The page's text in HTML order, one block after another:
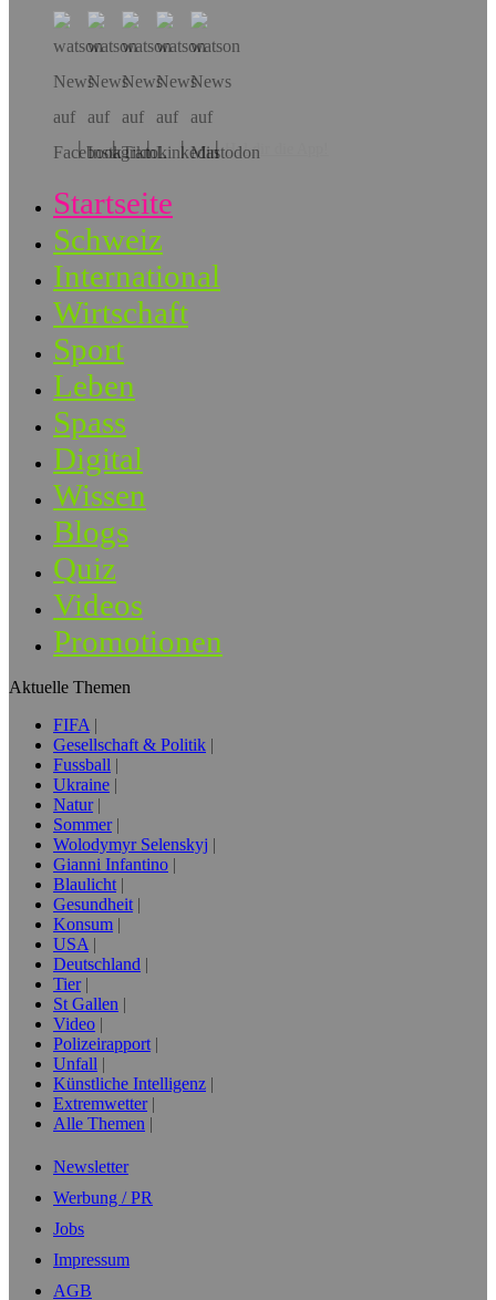
Hol dir die App!
Startseite
Schweiz
International
Wirtschaft
Sport
Leben
Spass
Digital
Wissen
Blogs
Quiz
Videos
Promotionen
Aktuelle Themen
FIFA
Gesellschaft & Politik
Fussball
Ukraine
Natur
Sommer
Wolodymyr Selenskyj
Gianni Infantino
Blaulicht
Gesundheit
Konsum
USA
Deutschland
Tier
St Gallen
Video
Polizeirapport
Unfall
Künstliche Intelligenz
Extremwetter
Alle Themen
Newsletter
Werbung / PR
Jobs
Impressum
AGB